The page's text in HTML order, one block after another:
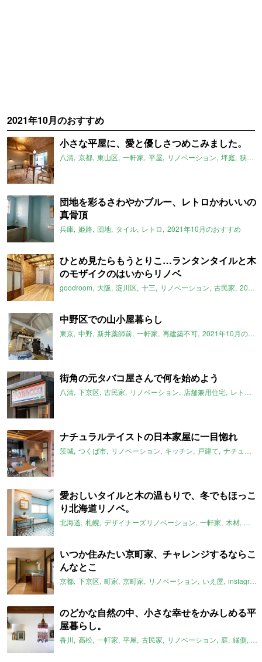
2021年10月のおすすめ
小さな平屋に、愛と優しさつめこみました。
八清 京都 東山区 一軒家 平屋 リノベーション 坪庭 狭小
団地を彩るさわやかブルー、レトロかわいいの
真骨頂
兵庫 姫路 団地 タイル レトロ 2021年10月のおすすめ
ひとめ見たらもうとりこ…ランタンタイルと木
のモザイクのはいからリノベ
goodroom 大阪 淀川区 十三 リノベーション 古民家 2021年10月のおすすめ
中野区での山小屋暮らし
東京 中野 新井薬師前 一軒家 再建築不可 2021年10月のおすすめ
街角の元タバコ屋さんで何を始めよう
八清 下京区 古民家 リノベーション 店舗兼用住宅 レトロ
ナチュラルテイストの日本家屋に一目惚れ
茨城 つくば市 リノベーション キッチン 戸建て ナチュラル
愛おしいタイルと木の温もりで、冬でもほっこ
り北海道リノベ。
北海道 札幌 デザイナーズリノベーション 一軒家 木材 室内
いつか住みたい京町家、チャレンジするならこ
んなとこ
京都 下京区 町家 京町家 リノベーション いえ屋 instagram
のどかな自然の中、小さな幸せをかみしめる平
屋暮らし。
香川 高松 一軒家 平屋 古民家 リノベーション 庭 縁側 漆